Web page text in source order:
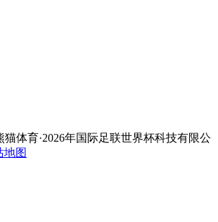
猫体育·2026年国际足联世界杯科技有限公
地图